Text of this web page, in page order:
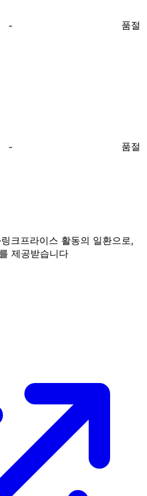
- 품절
- 품절
크프라이스 활동의 일환으로,
제공받습니다